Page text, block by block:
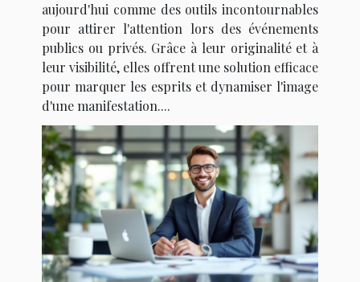
aujourd'hui comme des outils incontournables
pour attirer l'attention lors des événements
publics ou privés. Grâce à leur originalité et à
leur visibilité, elles offrent une solution efficace
pour marquer les esprits et dynamiser l'image
d'une manifestation....